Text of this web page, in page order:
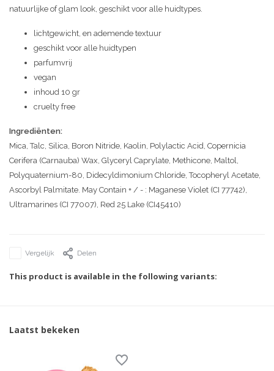
natuurlijke of glam look, geschikt voor alle huidtypes.
lichtgewicht, en ademende textuur
geschikt voor alle huidtypen
parfumvrij
vegan
inhoud 10 gr
cruelty free
Ingrediënten:
Mica, Talc, Silica, Boron Nitride, Kaolin, Polylactic Acid, Copernicia
Cerifera (Carnauba) Wax, Glyceryl Caprylate, Methicone, Maltol,
Polyquaternium-80, Didecyldimonium Chloride, Tocopheryl Acetate,
Ascorbyl Palmitate. May Contain + / - : Maganese Violet (CI 77742),
Ultramarines (CI 77007), Red 25 Lake (CI45410)
Vergelijk Delen
This product is available in the following variants:
Laatst bekeken